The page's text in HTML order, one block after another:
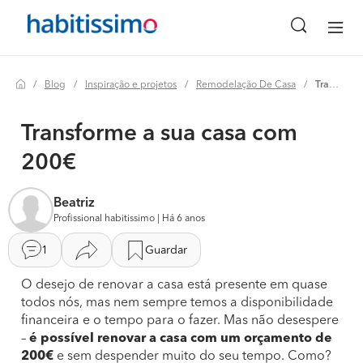
Blog Inspiração e projetos Remodelação De Casa Transforme a sua casa com 200€
Transforme a sua casa com
200€
Beatriz
Profissional habitissimo | Há 6 anos
1 Guardar
O desejo de renovar a casa está presente em quase
todos nós, mas nem sempre temos a disponibilidade
financeira e o tempo para o fazer. Mas não desespere
– é possível renovar a casa com um orçamento de
200€ e sem despender muito do seu tempo. Como?